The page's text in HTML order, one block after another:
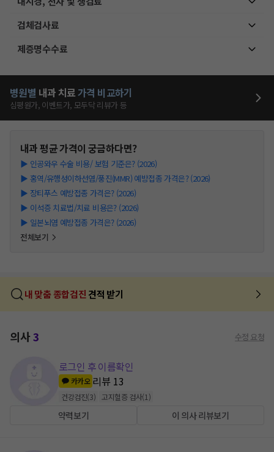
검체검사료
제증명수수료
병원별 내과 치료가격 비교하기
심평원가, 이벤트가, 모두닥 리뷰가 등
내과평균 가격이 궁금하다면?
▶ 인공와우 수술 비용/ 보험 기준은? (2026)
▶ 홍역/유행성이하선염/풍진(MMR) 예방접종 가격은? (2026)
▶ 장티푸스 예방접종 가격은? (2026)
▶ 이석증 치료법/치료 비용은? (2026)
▶ 일본뇌염 예방접종 가격은? (2026)
전체보기
내 맞춤 종합검진 견적 받기
의사3 수정 요청
로그인 후 이름확인
카카오 리뷰 13
건강검진(3) 고지혈증 검사(1 )
약력보기 이 의사 리뷰보기